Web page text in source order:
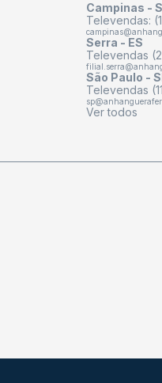
Campinas -
Televendas:
Serra - ES
Televendas
São Paulo -
Televendas
Ver todos